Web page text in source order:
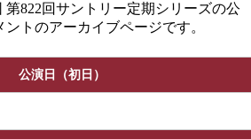
第822回サントリー定期シリーズの公
トのアーカイブページです。
公演日（初日）